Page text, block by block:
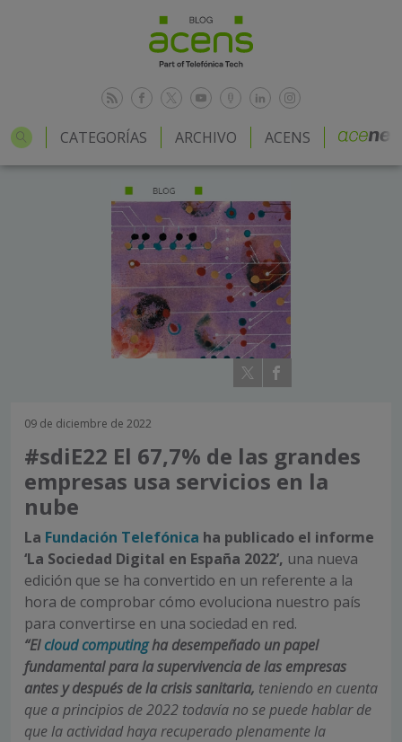
CATEGORÍAS ARCHIVO ACENS
09 de diciembre de 2022
#sdiE22 El 67,7% de las grandes
empresas usa servicios en la
nube
La Fundación Telefónica ha publicado el informe
‘La Sociedad Digital en España 2022’, una nueva
edición que se ha convertido en un referente a la
hora de comprobar cómo evoluciona nuestro país
para convertirse en una sociedad en red.
“Elcloud computingha desempeñado un papel
fundamental para la supervivencia de las empresas
antes y después de la crisis sanitaria, teniendo en cuenta
que a principios de 2022 todavía no se puede hablar de
que la actividad haya recuperado plenamente la